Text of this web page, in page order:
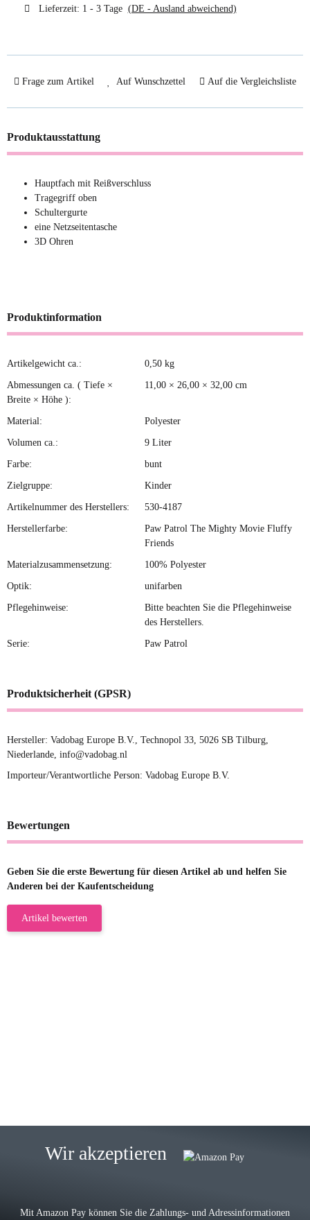
Lieferzeit: 1 - 3 Tage (DE - Ausland abweichend)
Frage zum Artikel Auf Wunschzettel Auf die Vergleichsliste
Produktausstattung
Hauptfach mit Reißverschluss
Tragegriff oben
Schultergurte
eine Netzseitentasche
3D Ohren
Produktinformation
Produkteigenschaft
Wert
Artikelgewicht ca.: 0,50 kg
Abmessungen ca. ( Tiefe ×
Breite × Höhe ):
11,00 × 26,00 × 32,00 cm
Material: Polyester
Volumen ca.: 9 Liter
Farbe: bunt
Zielgruppe: Kinder
Artikelnummer des Herstellers: 530-4187
Herstellerfarbe:
Paw Patrol The Mighty Movie Fluffy
Friends
Materialzusammensetzung: 100% Polyester
Optik: unifarben
Pflegehinweise:
Bitte beachten Sie die Pflegehinweise
des Herstellers.
Serie: Paw Patrol
Produktsicherheit (GPSR)
Hersteller: Vadobag Europe B.V., Technopol 33, 5026 SB Tilburg,
Niederlande, info@vadobag.nl
Importeur/Verantwortliche Person: Vadobag Europe B.V.
Bewertungen
Geben Sie die erste Bewertung für diesen Artikel ab und helfen Sie
Anderen bei der Kaufentscheidung
Artikel bewerten
Lieferung, man kann bedenkenlos
Wir akzeptieren
Mit Amazon Pay können Sie die Zahlungs- und Adressinformationen